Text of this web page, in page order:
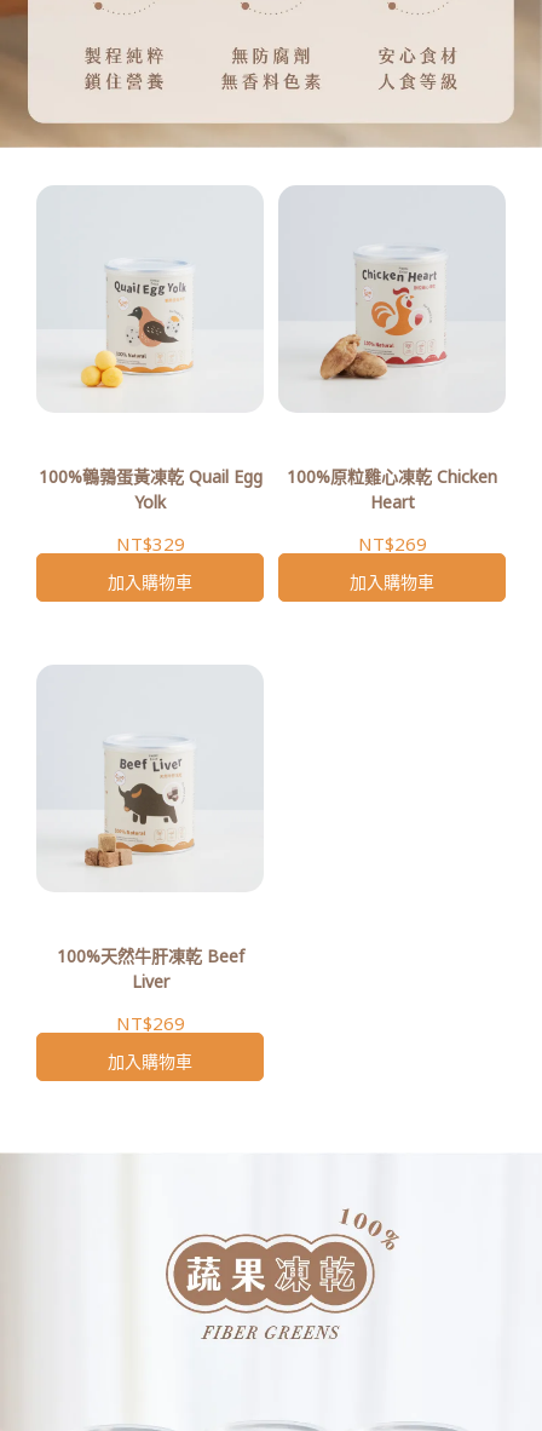
100%鵪鶉蛋黃凍乾 Quail Egg
Yolk
NT$329
加入購物車
100%原粒雞心凍乾 Chicken
Heart
NT$269
加入購物車
100%天然牛肝凍乾 Beef
Liver
NT$269
加入購物車